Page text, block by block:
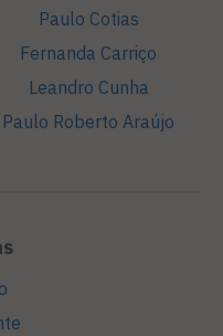
Paulo Cotias
Fernanda Carriço
Leandro Cunha
Paulo Roberto Araújo